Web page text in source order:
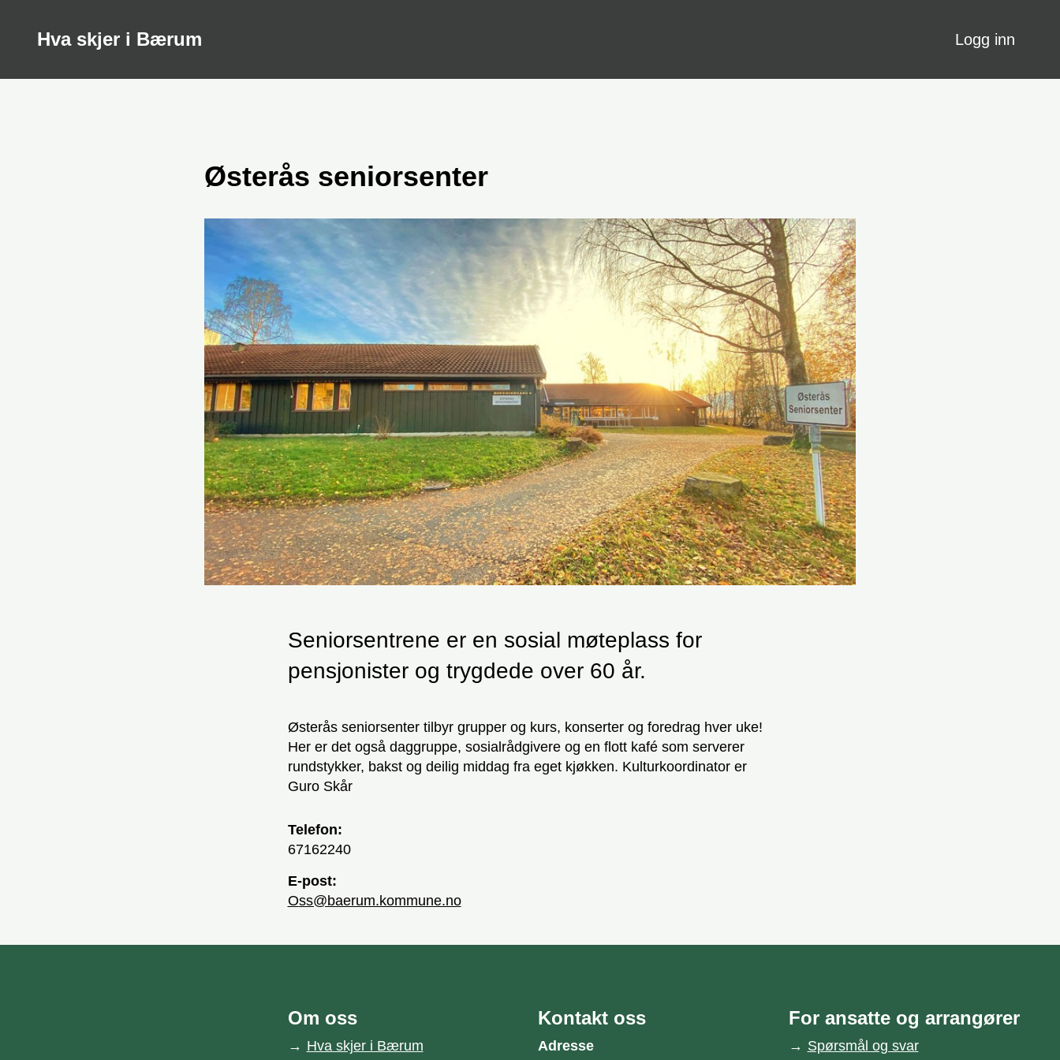
Hva skjer i Bærum Logg inn
Østerås seniorsenter
Seniorsentrene er en sosial møteplass for
pensjonister og trygdede over 60 år.
Østerås seniorsenter tilbyr grupper og kurs, konserter og foredrag hver uke!
Her er det også daggruppe, sosialrådgivere og en flott kafé som serverer
rundstykker, bakst og deilig middag fra eget kjøkken. Kulturkoordinator er
Guro Skår
Telefon:
67162240
E-post:
oss@baerum.kommune.no
Om oss
Hva skjer i Bærum
Kontakt oss
Adresse
For ansatte og arrangører
Spørsmål og svar